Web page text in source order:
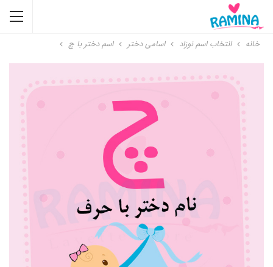
خانه انتخاب اسم نوزاد اسامی دختر اسم دختر با چ